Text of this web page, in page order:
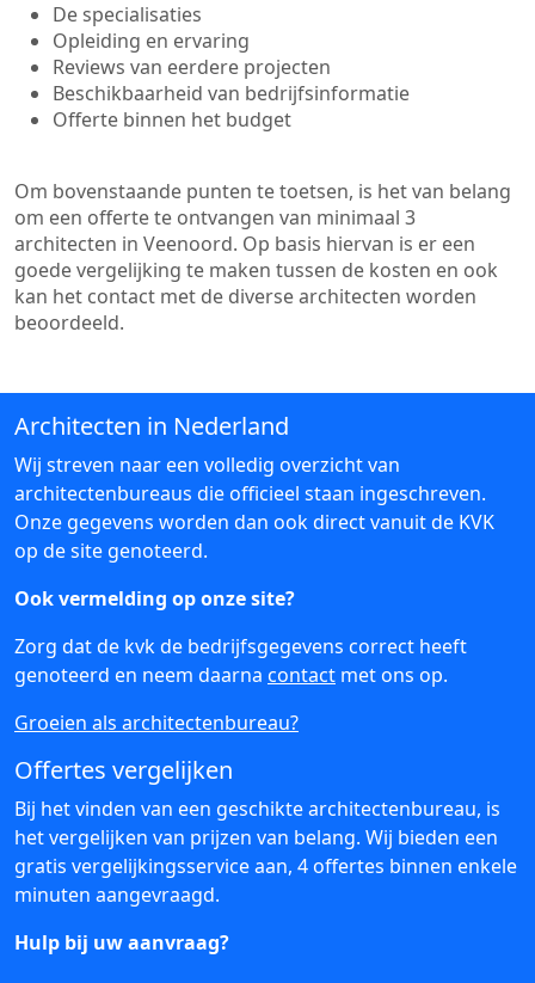
De specialisaties
Opleiding en ervaring
Reviews van eerdere projecten
Beschikbaarheid van bedrijfsinformatie
Offerte binnen het budget
Om bovenstaande punten te toetsen, is het van belang
om een offerte te ontvangen van minimaal 3
architecten in Veenoord. Op basis hiervan is er een
goede vergelijking te maken tussen de kosten en ook
kan het contact met de diverse architecten worden
beoordeeld.
Architecten in Nederland
Wij streven naar een volledig overzicht van
architectenbureaus die officieel staan ingeschreven.
Onze gegevens worden dan ook direct vanuit de KVK
op de site genoteerd.
Ook vermelding op onze site?
Zorg dat de kvk de bedrijfsgegevens correct heeft
genoteerd en neem daarna contact met ons op.
Groeien als architectenbureau?
Offertes vergelijken
Bij het vinden van een geschikte architectenbureau, is
het vergelijken van prijzen van belang. Wij bieden een
gratis vergelijkingsservice aan, 4 offertes binnen enkele
minuten aangevraagd.
Hulp bij uw aanvraag?